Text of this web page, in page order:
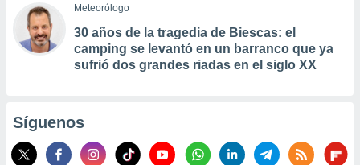
Meteorólogo
30 años de la tragedia de Biescas: el
camping se levantó en un barranco que ya
sufrió dos grandes riadas en el siglo XX
Síguenos